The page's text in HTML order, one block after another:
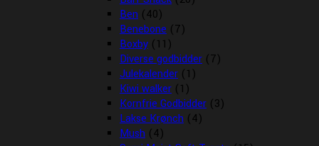
Ben (40)
Benebone (7)
Boxby (11)
Diverse godbidder (7)
Julekalender (1)
Kiwi walker (1)
Kornfrie Godbidder (3)
Lakse Krønch (4)
Mush (4)